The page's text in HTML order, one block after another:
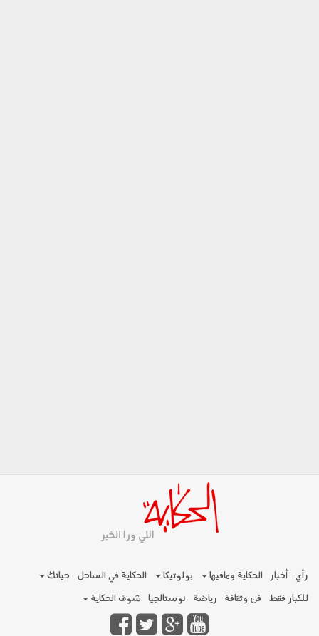
رأي أخبار الحكاية ومافيها بولوتيكا الحكاية في الساحل
حياتك
للكبار فقط فن وثقافة رياضة نوستالجيا شوف الحكاية